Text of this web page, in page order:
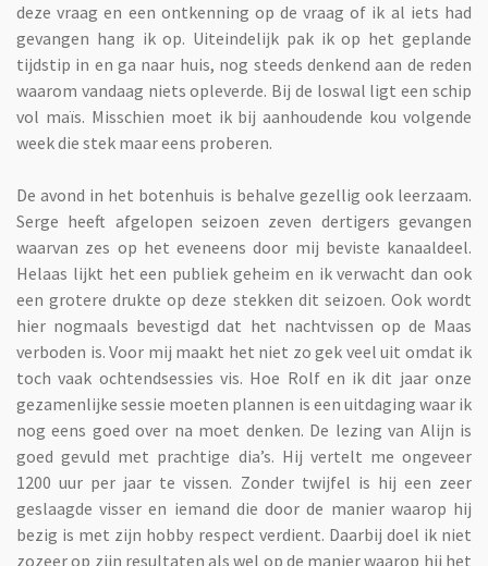
deze vraag en een ontkenning op de vraag of ik al iets had
gevangen hang ik op. Uiteindelijk pak ik op het geplande
tijdstip in en ga naar huis, nog steeds denkend aan de reden
waarom vandaag niets opleverde. Bij de loswal ligt een schip
vol maïs. Misschien moet ik bij aanhoudende kou volgende
week die stek maar eens proberen.
De avond in het botenhuis is behalve gezellig ook leerzaam.
Serge heeft afgelopen seizoen zeven dertigers gevangen
waarvan zes op het eveneens door mij beviste kanaaldeel.
Helaas lijkt het een publiek geheim en ik verwacht dan ook
een grotere drukte op deze stekken dit seizoen. Ook wordt
hier nogmaals bevestigd dat het nachtvissen op de Maas
verboden is. Voor mij maakt het niet zo gek veel uit omdat ik
toch vaak ochtendsessies vis. Hoe Rolf en ik dit jaar onze
gezamenlijke sessie moeten plannen is een uitdaging waar ik
nog eens goed over na moet denken. De lezing van Alijn is
goed gevuld met prachtige dia’s. Hij vertelt me ongeveer
1200 uur per jaar te vissen. Zonder twijfel is hij een zeer
geslaagde visser en iemand die door de manier waarop hij
bezig is met zijn hobby respect verdient. Daarbij doel ik niet
zozeer op zijn resultaten als wel op de manier waarop hij het